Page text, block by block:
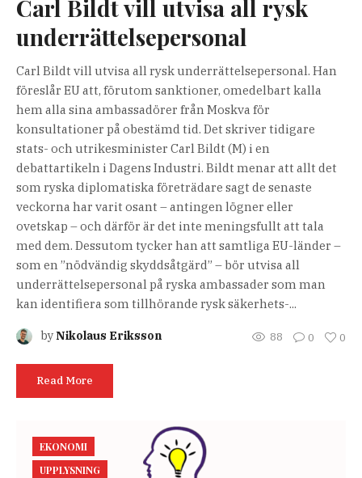
Carl Bildt vill utvisa all rysk
underrättelsepersonal
Carl Bildt vill utvisa all rysk underrättelsepersonal. Han
föreslår EU att, förutom sanktioner, omedelbart kalla
hem alla sina ambassadörer från Moskva för
konsultationer på obestämd tid. Det skriver tidigare
stats- och utrikesminister Carl Bildt (M) i en
debattartikeln i Dagens Industri. Bildt menar att allt det
som ryska diplomatiska företrädare sagt de senaste
veckorna har varit osant – antingen lögner eller
ovetskap – och därför är det inte meningsfullt att tala
med dem. Dessutom tycker han att samtliga EU-länder –
som en ”nödvändig skyddsåtgärd” – bör utvisa all
underrättelsepersonal på ryska ambassader som man
kan identifiera som tillhörande rysk säkerhets-...
byNikolaus Eriksson 88 0 0
Read More
EKONOMI
UPPLYSNING